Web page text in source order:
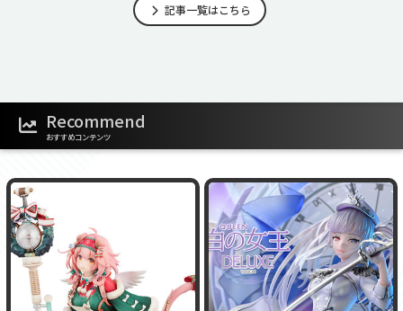
記事一覧はこちら
Recommend
おすすめコンテンツ